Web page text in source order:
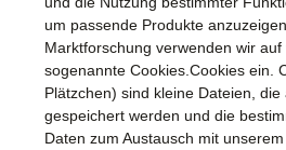
um passende Produkte
Marktforschung verwenden wir
sogenannte Cookies.Cookies ein.
Plätzchen) sind kleine Dateien,
gespeichert werden und die
Daten zum Austausch mit